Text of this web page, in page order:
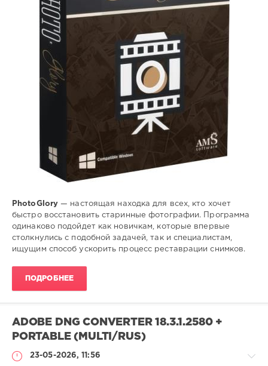
редактор,
фото,
восстановить
старинные
фотографии
PhotoGlory — настоящая находка для всех, кто хочет
быстро восстановить старинные фотографии. Программа
одинаково подойдет как новичкам, которые впервые
столкнулись с подобной задачей, так и специалистам,
ищущим способ ускорить процесс реставрации снимков.
ПОДРОБНЕЕ
ADOBE DNG CONVERTER 18.3.1.2580 +
PORTABLE (MULTI/RUS)
23-05-2026, 11:56